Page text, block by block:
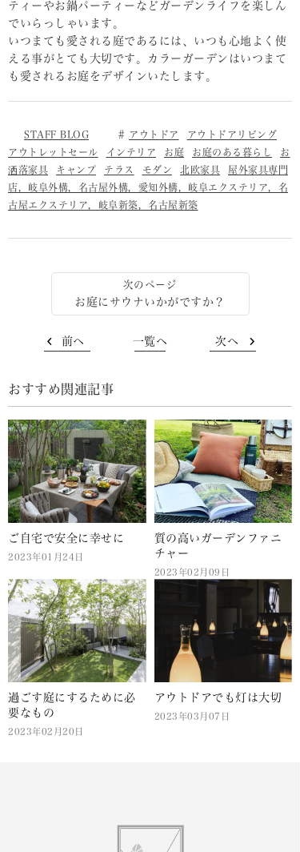
ティーやお鍋パーティーなどガーデンライフを楽しん
でいらっしゃいます。
いつまても愛される庭であるには、いつも心地よく使
える事がとても大切です。カラーガーデンはいつまて
も愛されるお庭をデザインいたします。
STAFF BLOG アウトドア
アウトドアリビング
アウトレットセール
インテリア お庭 お庭のある暮らし
お
洒落家具
キャンプ テラス モダン 北欧家具
屋外家具専門
店，岐阜外構，名古屋外構，愛知外構，岐阜エクステリア，名
古屋エクステリア，岐阜新築，名古屋新築
お庭にサウナいかがですか？
前へ 一覧へ 次へ
おすすめ関連記事
ご自宅で安全に幸せに
2023年01月24日
質の高いガーデンファニ
チャー
2023年02月09日
過ごす庭にするために必
要なもの
2023年02月20日
アウトドアでも灯は大切
2023年03月07日